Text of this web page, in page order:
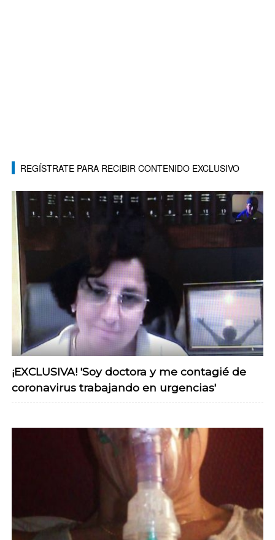
REGÍSTRATE PARA RECIBIR CONTENIDO EXCLUSIVO
¡EXCLUSIVA! 'Soy doctora y me contagié de
coronavirus trabajando en urgencias'